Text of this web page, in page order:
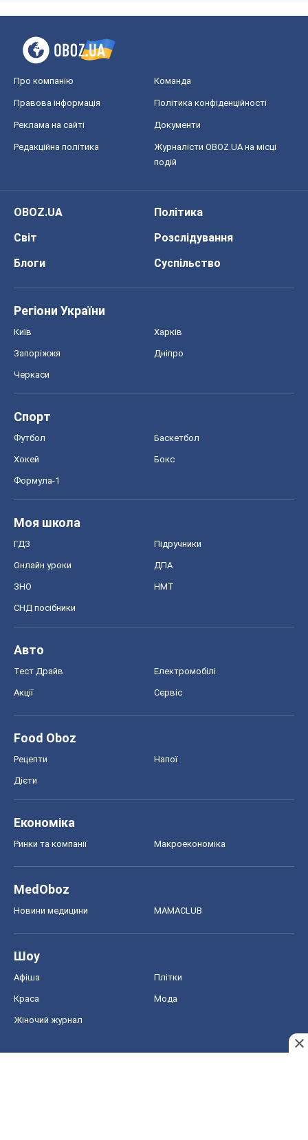
Про компанію Команда
Правова інформація Політика конфіденційності
Реклама на сайті Документи
Редакційна політика
Журналісти OBOZ.UA на місці
подій
OBOZ.UA
Політика
Світ
Розслідування
Блоги
Суспільство
Регіони України
Київ Харків
Запоріжжя Дніпро
Черкаси
Спорт
Футбол Баскетбол
Хокей Бокс
Формула-1
Моя школа
ГДЗ Підручники
Онлайн уроки ДПА
ЗНО НМТ
СНД посібники
Авто
Тест Драйв Електромобілі
Акції Сервіс
Food Oboz
Рецепти Напої
Дієти
Економіка
Ринки та компанії Макроекономіка
MedOboz
Новини медицини MAMACLUB
Шоу
Афіша Плітки
Краса Мода
Жіночий журнал